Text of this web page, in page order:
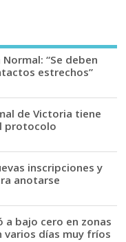
“Se deben
estrechos”
de Victoria tiene
protocolo
inscripciones y
anotarse
a bajo cero en zonas
varios días muy fríos